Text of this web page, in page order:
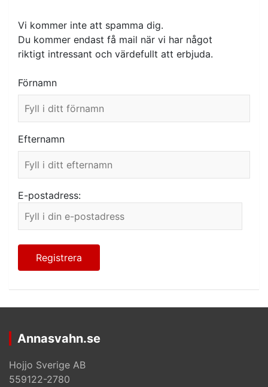
Vi kommer inte att spamma dig.
Du kommer endast få mail när vi har något
riktigt intressant och värdefullt att erbjuda.
Förnamn
Efternamn
E-postadress:
Annasvahn.se
Hojjo Sverige AB
559122-2780